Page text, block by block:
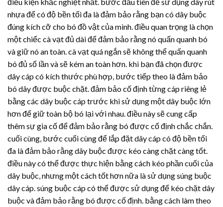
nhựađể có độ bền tối đa là đảm bảo rằng bạn có dây buộc
đúng kích cỡ cho bó đồ vật của mình. điều quan trọng là chọn
một chiếc cà vạt đủ dài để đảm bảo rằng nó quấn quanh bó
và giữ nó an toàn. cà vạt quá ngắn sẽ không thể quấn quanh
bó đủ số lần và sẽ kém an toàn hơn. khi bạn đã chọn được
dây cáp có kích thước phù hợp, bước tiếp theo là đảm bảo
bó dây được buộc chặt. đảm bảo cố định từng cáp riêng lẻ
bằng các dây buộc cáp trước khi sử dụng một dây buộc lớn
hơn để giữ toàn bộ bó lại với nhau. điều này sẽ cung cấp
thêm sự gia cố để đảm bảo rằng bó được cố định chắc chắn.
cuối cùng, bước cuối cùng để lắp đặt dây cáp có độ bền tối
đa là đảm bảo rằng dây buộc được kéo càng chặt càng tốt.
điều này có thể được thực hiện bằng cách kéo phần cuối của
dây buộc, nhưng một cách tốt hơn nữa là sử dụng súng buộc
dây cáp. súng buộc cáp có thể được sử dụng để kéo chặt dây
buộc và đảm bảo rằng bó được cố định. bằng cách làm theo